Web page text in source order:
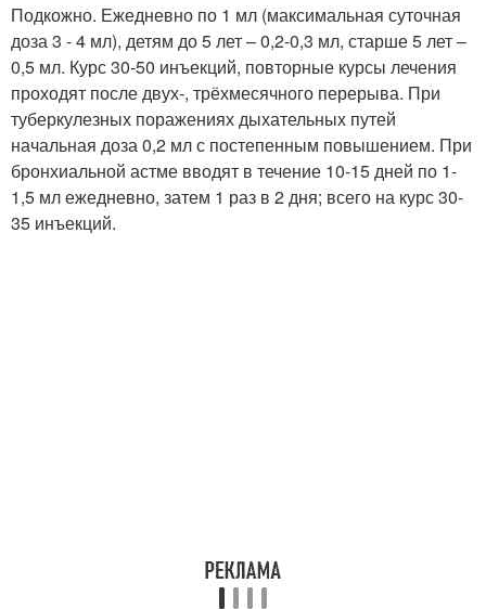
Подкожно. Ежедневно по 1 мл (максимальная суточная
доза 3 - 4 мл), детям до 5 лет – 0,2-0,3 мл, старше 5 лет –
0,5 мл. Курс 30-50 инъекций, повторные курсы лечения
проходят после двух-, трёхмесячного перерыва. При
туберкулезных поражениях дыхательных путей
начальная доза 0,2 мл с постепенным повышением. При
бронхиальной астме вводят в течение 10-15 дней по 1-
1,5 мл ежедневно, затем 1 раз в 2 дня; всего на курс 30-
35 инъекций.